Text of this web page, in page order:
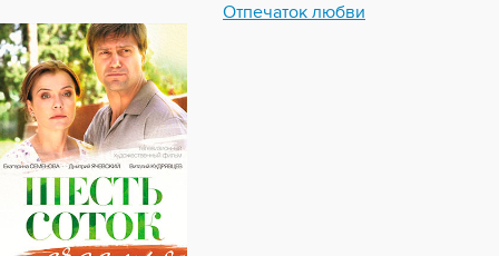
Отпечаток любви